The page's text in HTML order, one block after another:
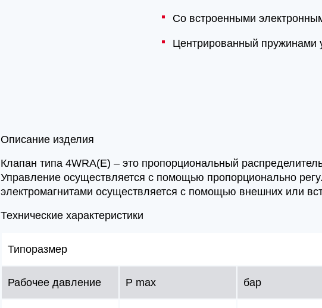
Со встроенными
Центрированный пружинами
Описание изделия
Клапан типа 4WRA(E) – это пропорциональный
Управление осуществляется с помощью пропорционально
электромагнитами осуществляется с помощью внешних или
Технические характеристики
Типоразмер
Рабочее давление P max бар